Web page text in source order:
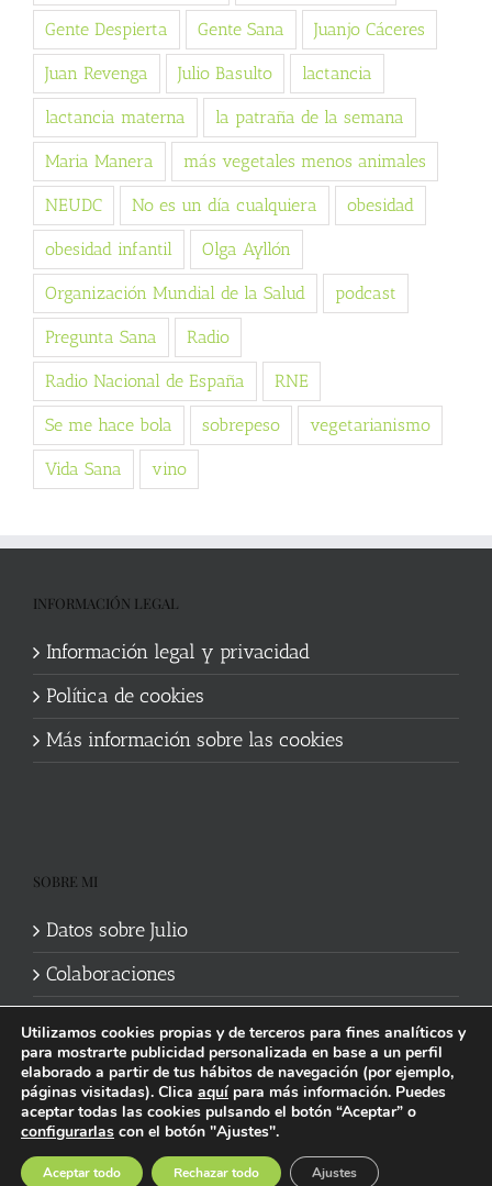
Gente Despierta Gente Sana Juanjo Cáceres
Juan Revenga Julio Basulto lactancia
lactancia materna la patraña de la semana
Maria Manera más vegetales menos animales
NEUDC No es un día cualquiera obesidad
obesidad infantil Olga Ayllón
Organización Mundial de la Salud podcast
Pregunta Sana Radio
Radio Nacional de España RNE
Se me hace bola sobrepeso vegetarianismo
Vida Sana vino
INFORMACIÓN LEGAL
Información legal y privacidad
Política de cookies
Más información sobre las cookies
SOBRE MI
Datos sobre Julio
Colaboraciones
Política de cookies | Información legal y privacidad
| Web mantenida
porStudi7
Facebook YouTubeInstagramSpotify
BlueskyThreads
Utilizamos cookies propias y de terceros para fines analíticos y
para mostrarte publicidad personalizada en base a un perfil
elaborado a partir de tus hábitos de navegación (por ejemplo,
páginas visitadas). Clica aquípara más información. Puedes
aceptar todas las cookies pulsando el botón “Aceptar” o
configurarlas con el botón "Ajustes".
Aceptar todo Rechazar todo Ajustes